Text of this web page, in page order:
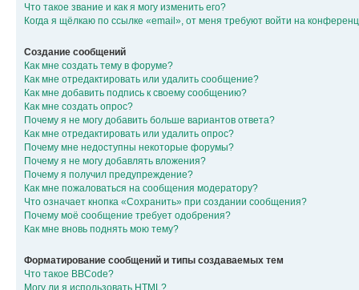
Что такое звание и как я могу изменить его?
Когда я щёлкаю по ссылке «email», от меня требуют войти на
Создание сообщений
Как мне создать тему в форуме?
Как мне отредактировать или удалить сообщение?
Как мне добавить подпись к своему сообщению?
Как мне создать опрос?
Почему я не могу добавить больше вариантов ответа?
Как мне отредактировать или удалить опрос?
Почему мне недоступны некоторые форумы?
Почему я не могу добавлять вложения?
Почему я получил предупреждение?
Как мне пожаловаться на сообщения модератору?
Что означает кнопка «Сохранить» при создании сообщения?
Почему моё сообщение требует одобрения?
Как мне вновь поднять мою тему?
Форматирование сообщений и типы создаваемых тем
Что такое BBCode?
Могу ли я использовать HTML?